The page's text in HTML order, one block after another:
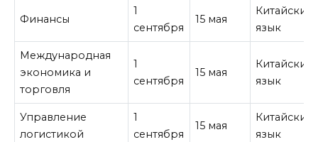
Финансы
1
сентября
15 мая
Китайский
язык
Международная
экономика и
торговля
1
сентября
15 мая
Китайский
язык
Управление
логистикой
1
сентября
15 мая
Китайский
язык